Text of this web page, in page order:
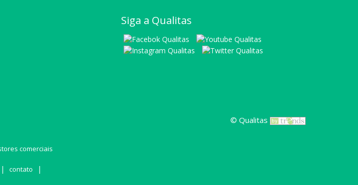
Siga a Qualitas
comerciais
| contato |
© Qualitas